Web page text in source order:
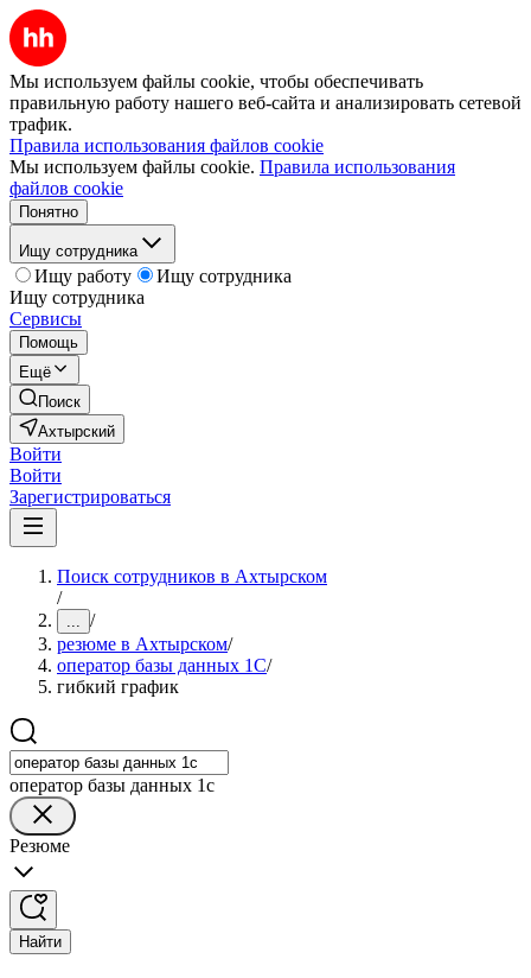
Мы используем файлы cookie, чтобы обеспечивать
правильную работу нашего веб-сайта и анализировать сетевой
трафик.
Правила использования файлов cookie
Мы используем файлы cookie. Правила использования
файлов cookie
Понятно
Ищу сотрудника
Ищу работу
Ищу сотрудника
Ищу сотрудника
Сервисы
Помощь
Ещё
Поиск
Ахтырский
Войти
Войти
Зарегистрироваться
Поиск сотрудников в Ахтырском
/
... /
резюме в Ахтырском/
оператор базы данных 1С/
гибкий график
оператор базы данных 1с
Резюме
Найти